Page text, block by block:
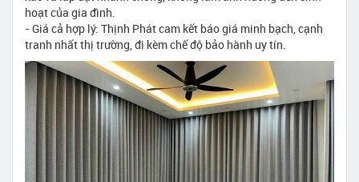
hoạt của gia đình.
- Giá cả hợp lý: Thịnh Phát cam kết báo giá minh bạch, cạnh
tranh nhất thị trường, đi kèm chế độ bảo hành uy tín.